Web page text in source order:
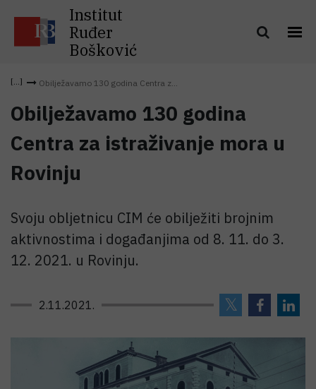
Institut
Ruđer
Bošković
Obilježavamo 130 godina Centra z...
Obilježavamo 130 godina
Centra za istraživanje mora u
Rovinju
Svoju obljetnicu CIM će obilježiti brojnim
aktivnostima i događanjima od 8. 11. do 3.
12. 2021. u Rovinju.
2.11.2021.